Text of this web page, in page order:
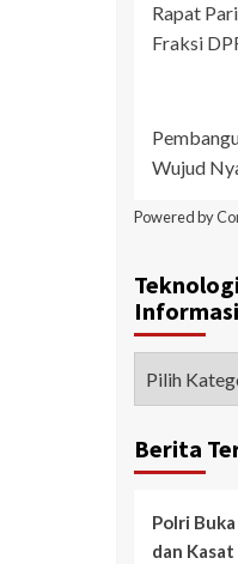
Rapat
Fraksi
Wujud
Powered by
Teknologi
Informasi
Berita
Polri
dan